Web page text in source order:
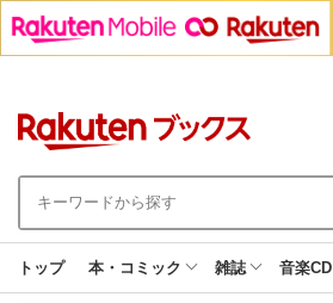
トップ 本・コミック 雑誌 音楽CD